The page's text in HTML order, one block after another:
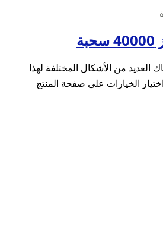
العديد من الأشكال المختلفة لهذا
الخيارات على صفحة المنتج